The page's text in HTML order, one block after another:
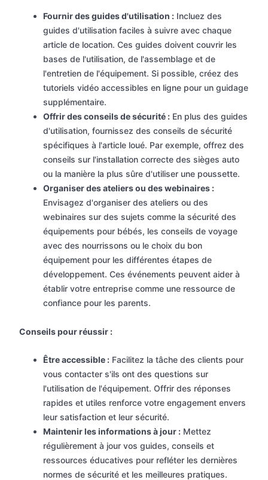
Fournir des guides d'utilisation : Incluez des
guides d'utilisation faciles à suivre avec chaque
article de location. Ces guides doivent couvrir les
bases de l'utilisation, de l'assemblage et de
l'entretien de l'équipement. Si possible, créez des
tutoriels vidéo accessibles en ligne pour un guidage
supplémentaire.
Offrir des conseils de sécurité : En plus des guides
d'utilisation, fournissez des conseils de sécurité
spécifiques à l'article loué. Par exemple, offrez des
conseils sur l'installation correcte des sièges auto
ou la manière la plus sûre d'utiliser une poussette.
Organiser des ateliers ou des webinaires :
Envisagez d'organiser des ateliers ou des
webinaires sur des sujets comme la sécurité des
équipements pour bébés, les conseils de voyage
avec des nourrissons ou le choix du bon
équipement pour les différentes étapes de
développement. Ces événements peuvent aider à
établir votre entreprise comme une ressource de
confiance pour les parents.
Conseils pour réussir :
Être accessible : Facilitez la tâche des clients pour
vous contacter s'ils ont des questions sur
l'utilisation de l'équipement. Offrir des réponses
rapides et utiles renforce votre engagement envers
leur satisfaction et leur sécurité.
Maintenir les informations à jour : Mettez
régulièrement à jour vos guides, conseils et
ressources éducatives pour refléter les dernières
normes de sécurité et les meilleures pratiques.